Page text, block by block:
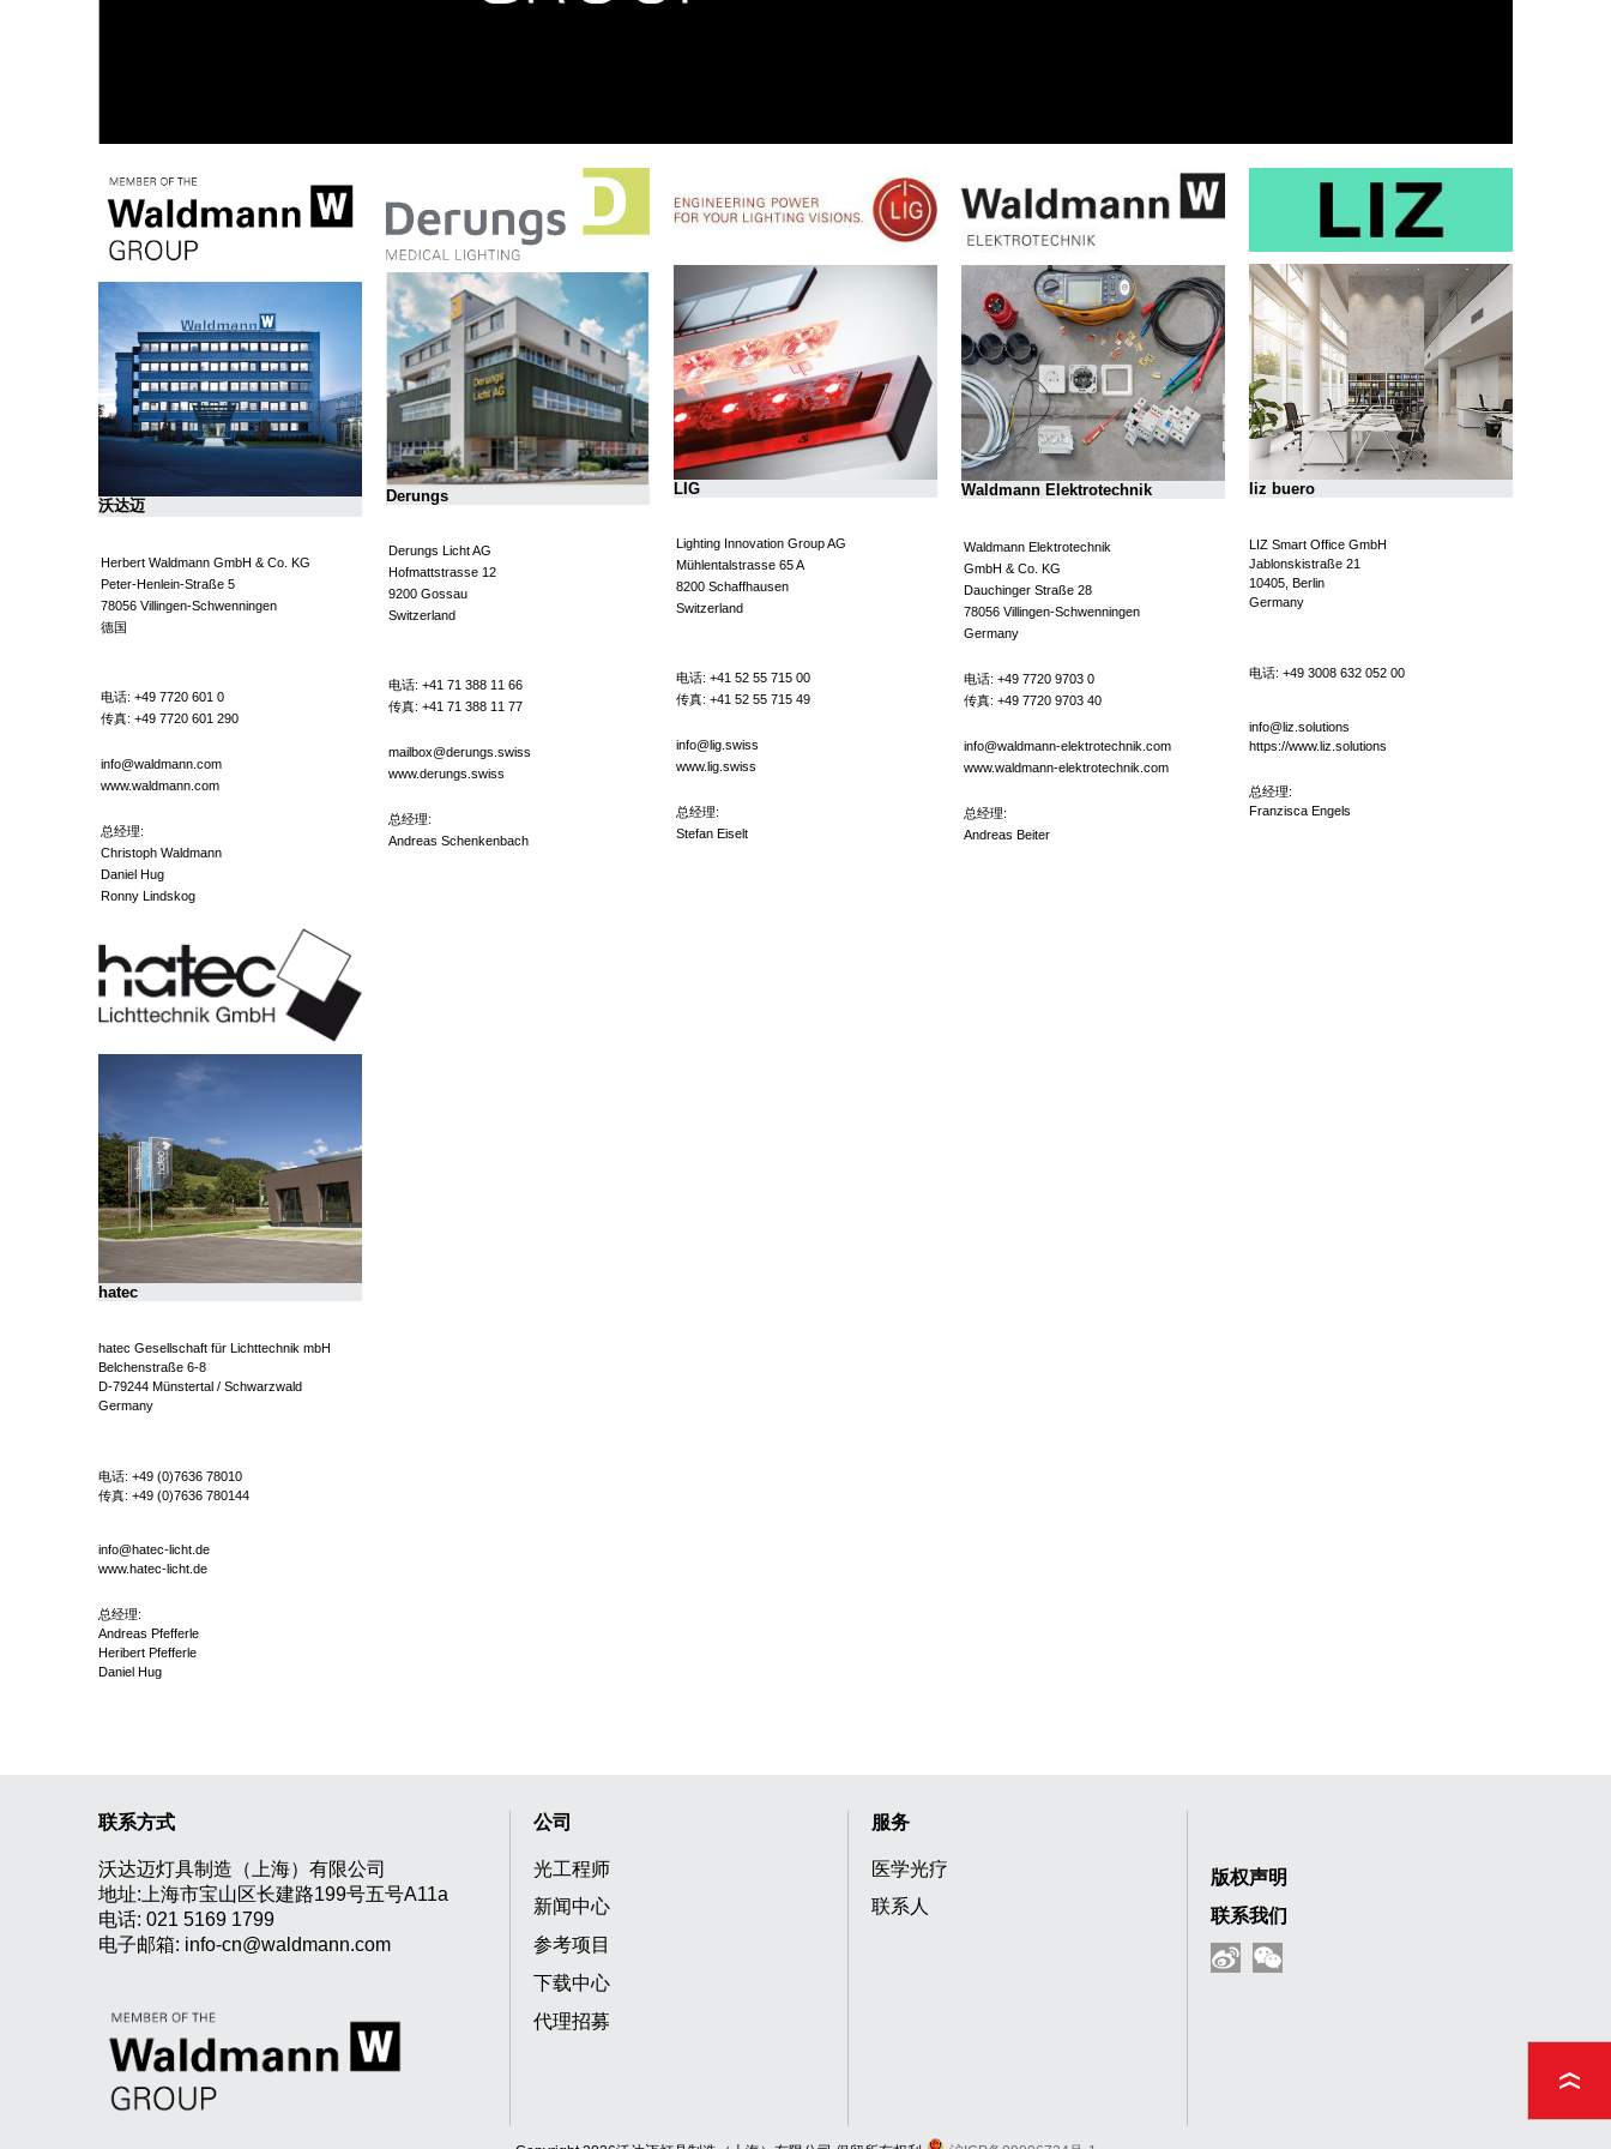
沃达迈
Herbert Waldmann GmbH & Co. KG
Peter-Henlein-Straße 5
78056 Villingen-Schwenningen
德国
电话: +49 7720 601 0
传真: +49 7720 601 290
info@waldmann.com
www.waldmann.com
总经理:
Christoph Waldmann
Daniel Hug
Ronny Lindskog
Derungs
Derungs Licht AG
Hofmattstrasse 12
9200 Gossau
Switzerland
电话: +41 71 388 11 66
传真: +41 71 388 11 77
mailbox@derungs.swiss
www.derungs.swiss
总经理:
Andreas Schenkenbach
LIG
Lighting Innovation Group AG
Mühlentalstrasse 65 A
8200 Schaffhausen
Switzerland
电话: +41 52 55 715 00
传真: +41 52 55 715 49
info@lig.swiss
www.lig.swiss
总经理:
Stefan Eiselt
Waldmann Elektrotechnik
Waldmann Elektrotechnik
GmbH & Co. KG
Dauchinger Straße 28
78056 Villingen-Schwenningen
Germany
电话: +49 7720 9703 0
传真: +49 7720 9703 40
info@waldmann-elektrotechnik.com
www.waldmann-elektrotechnik.com
总经理:
Andreas Beiter
liz buero
LIZ Smart Office GmbH
Jablonskistraße 21
10405, Berlin
Germany
电话: +49 3008 632 052 00
info@liz.solutions
https://www.liz.solutions
总经理:
Franzisca Engels
hatec
hatec Gesellschaft für Lichttechnik mbH
Belchenstraße 6-8
D-79244 Münstertal / Schwarzwald
Germany
电话: +49 (0)7636 78010
传真: +49 (0)7636 780144
info@hatec-licht.de
www.hatec-licht.de
总经理:
Andreas Pfefferle
Heribert Pfefferle
Daniel Hug
联系方式
沃达迈灯具制造（上海）有限公司
地址:上海市宝山区长建路199号五号A11a
电话: 021 5169 1799
电子邮箱: info-cn@waldmann.com
公司
光工程师
新闻中心
参考项目
下载中心
代理招募
服务
医学光疗
联系人
版权声明
联系我们